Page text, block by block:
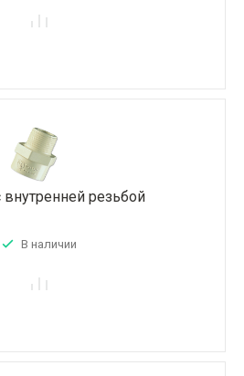
внутренней резьбой
В наличии